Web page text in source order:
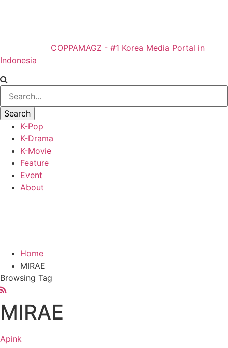
COPPAMAGZ - #1 Korea Media Portal in
Indonesia
K-Pop
K-Drama
K-Movie
Feature
Event
About
Home
MIRAE
Browsing Tag
MIRAE
Apink